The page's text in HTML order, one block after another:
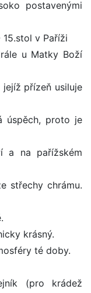
postavenými
v Paříži
u Matky Boží
jejíž přízeň usiluje
úspěch, proto je
a na pařížském
střechy chrámu.
krásný.
té doby.
(pro krádež